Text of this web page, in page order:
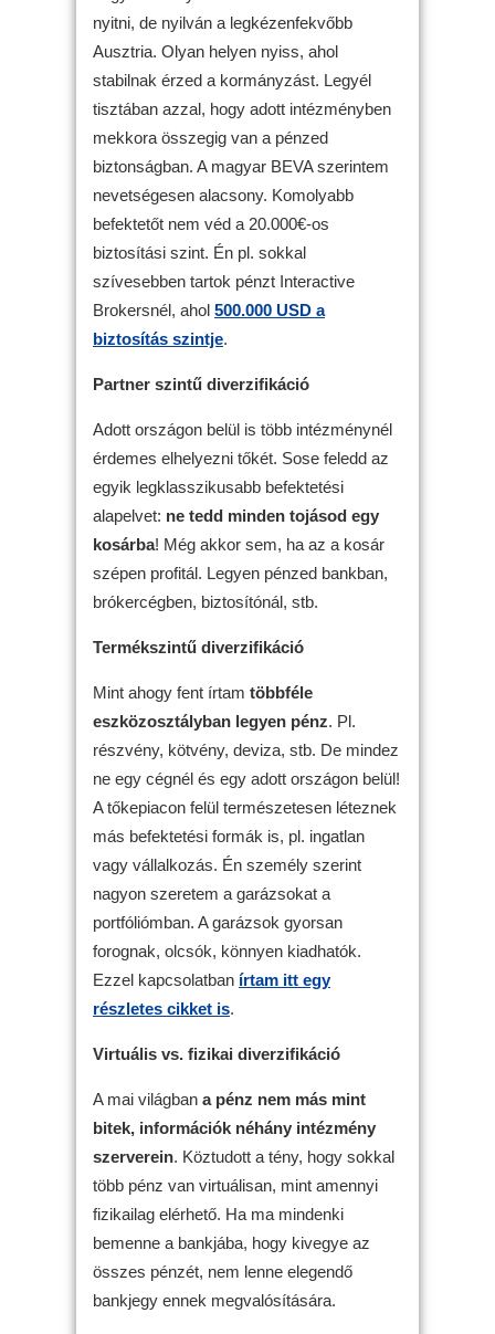
nyitni, de nyilván a legkézenfekvőbb
Ausztria. Olyan helyen nyiss, ahol
stabilnak érzed a kormányzást. Legyél
tisztában azzal, hogy adott intézményben
mekkora összegig van a pénzed
biztonságban. A magyar BEVA szerintem
nevetségesen alacsony. Komolyabb
befektetőt nem véd a 20.000€-os
biztosítási szint. Én pl. sokkal
szívesebben tartok pénzt Interactive
Brokersnél, ahol 500.000 USD a
biztosítás szintje.
Partner szintű diverzifikáció
Adott országon belül is több intézménynél
érdemes elhelyezni tőkét. Sose feledd az
egyik legklasszikusabb befektetési
alapelvet: ne tedd minden tojásod egy
kosárba! Még akkor sem, ha az a kosár
szépen profitál. Legyen pénzed bankban,
brókercégben, biztosítónál, stb.
Termékszintű diverzifikáció
Mint ahogy fent írtam többféle
eszközosztályban legyen pénz. Pl.
részvény, kötvény, deviza, stb. De mindez
ne egy cégnél és egy adott országon belül!
A tőkepiacon felül természetesen léteznek
más befektetési formák is, pl. ingatlan
vagy vállalkozás. Én személy szerint
nagyon szeretem a garázsokat a
portfóliómban. A garázsok gyorsan
forognak, olcsók, könnyen kiadhatók.
Ezzel kapcsolatban írtam itt egy
részletes cikket is.
Virtuális vs. fizikai diverzifikáció
A mai világban a pénz nem más mint
bitek, információk néhány intézmény
szerverein. Köztudott a tény, hogy sokkal
több pénz van virtuálisan, mint amennyi
fizikailag elérhető. Ha ma mindenki
bemenne a bankjába, hogy kivegye az
összes pénzét, nem lenne elegendő
bankjegy ennek megvalósítására.